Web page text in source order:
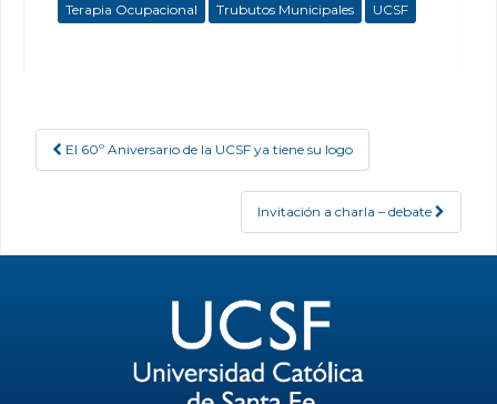
Terapia Ocupacional
Trubutos Municipales UCSF
Post navigation
El 60º Aniversario de la UCSF ya tiene su logo
Invitación a charla – debate